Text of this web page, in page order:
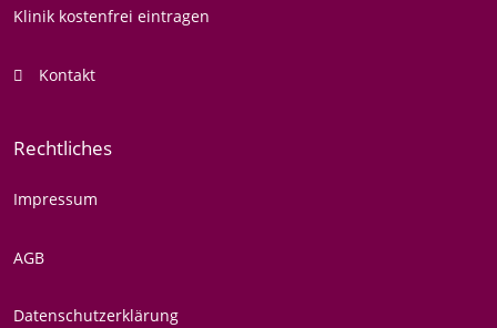
Klinik kostenfrei eintragen
Kontakt
Rechtliches
Impressum
AGB
Datenschutzerklärung